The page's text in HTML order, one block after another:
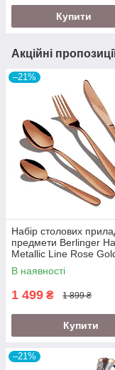
Купити
Акційні
–21%
Набір столових
предмети Berlinger
Metallic Line Rose
Edition (BH-2623)
В наявності
1 499 ₴ 1 899 ₴
Купити
–21%